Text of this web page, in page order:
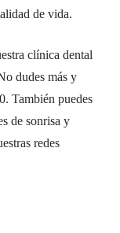
de vida.
clínica dental
dudes más y
También puedes
de sonrisa y
redes